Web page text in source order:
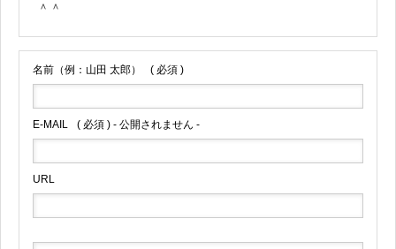
＾＾
名前（例：山田 太郎） ( 必須 )
E-MAIL ( 必須 ) - 公開されません -
URL